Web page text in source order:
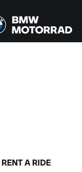
RENT A RIDE